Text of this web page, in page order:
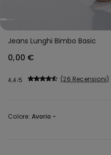
Jeans Lunghi Bimbo Basic
0,00 €
4,4 26 Recensioni
Colore: Avorio -